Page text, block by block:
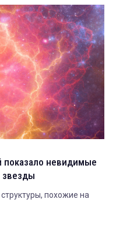
показало невидимые
звезды
похожие на